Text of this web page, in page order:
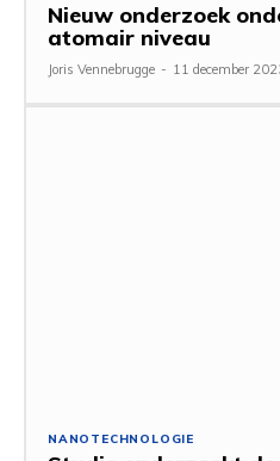
Nieuw onderzoek
atomair niveau
Joris Vennebrugge - 11 december
NANOTECHNOLOGIE